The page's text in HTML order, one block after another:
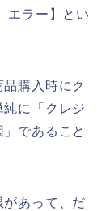
エラー】とい
購入時にク
に「クレジ
であること
あって、だ